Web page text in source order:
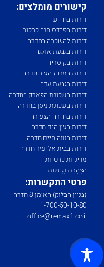
קישורים מומלצים:
דירות בחריש
דירות בפרדס חנה כרכור
דירות להשכרה בחדרה
דירות בגבעת אולגה
דירות בקיסריה
דירות במרכז העיר חדרה
דירות בגבעת עדה
דירות בשכונת הפארק בחדרה
דירות בשכונת ניסן בחדרה
דירות בחדרה הצעירה
דירות בעין הים חדרה
דירות בנווה חיים חדרה
דירות בבית אליעזר חדרה
מדיניות פרטיות
הַצְהָרַת נְגִישׁוּת
פרטי התקשרות:
(בניין הבלוק) האומן 8 חדרה
1­-700­-50-­10-­80
office@remax1.co.il